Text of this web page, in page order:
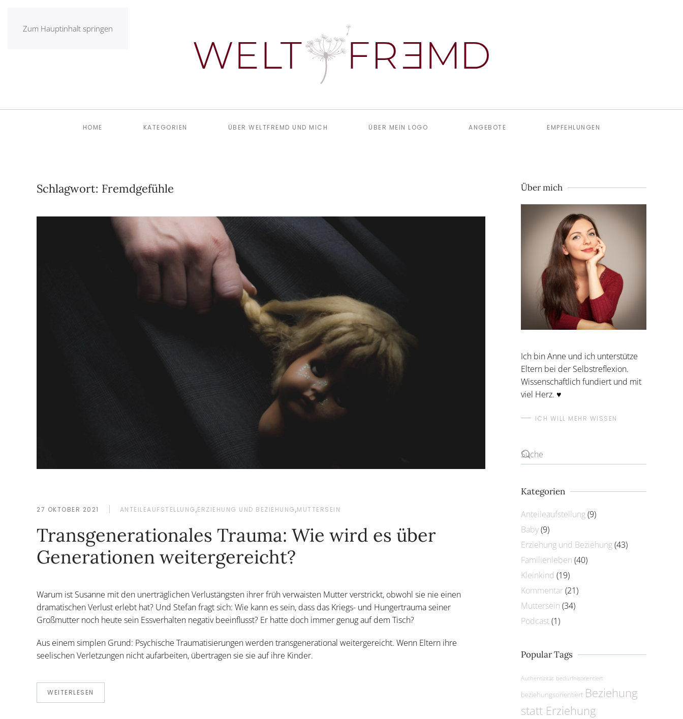
Zum Hauptinhalt springen
HOME KATEGORIEN ÜBER WELTFREMD UND MICH ÜBER MEIN LOGO ANGEBOTE EMPFEHLUNGEN
Schlagwort: Fremdgefühle
27 OKTOBER 2021 ANTEILEAUFSTELLUNG,ERZIEHUNG UND BEZIEHUNG,MUTTERSEIN
Transgenerationales Trauma: Wie wird es über
Generationen weitergereicht?
Warum ist Susanne mit den unerträglichen Verlustängsten ihrer früh verwaisten Mutter verstrickt, obwohl sie nie einen
dramatischen Verlust erlebt hat? Und Stefan fragt sich: Wie kann es sein, dass das Kriegs- und Hungertrauma seiner
Großmutter noch heute sein Essverhalten negativ beeinflusst? Er hatte doch immer genug auf dem Tisch?
Aus einem simplen Grund: Psychische Traumatisierungen werden transgenerational weitergereicht. Wenn Eltern ihre
seelischen Verletzungen nicht aufarbeiten, übertragen sie sie auf ihre Kinder.
WEITERLESEN
Über mich
Ich bin Anne und ich unterstütze
Eltern bei der Selbstreflexion.
Wissenschaftlich fundiert und mit
viel Herz. ♥
ICH WILL MEHR WISSEN
Kategorien
Anteileaufstellung(9)
Baby(9)
Erziehung und Beziehung(43)
Familienleben (40)
Kleinkind (19)
Kommentar(21)
Muttersein (34)
Podcast(1)
Popular Tags
Authentizität bedürfnisorientiert
beziehungsorientiert Beziehung
statt Erziehung